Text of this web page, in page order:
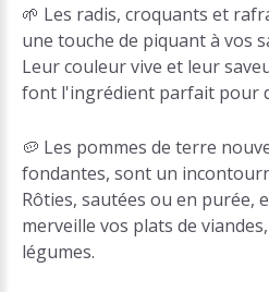
🌱 Les radis, croquants et
une touche de piquant à vos
Leur couleur vive et leur
font l'ingrédient parfait pour
🥔 Les pommes de terre
fondantes, sont un
Rôties, sautées ou en purée,
merveille vos plats de
légumes.